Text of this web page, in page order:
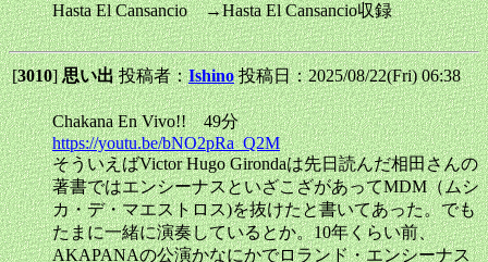
Hasta El Cansancio →Hasta El Cansancio収録
[3010]思い出投稿者：Ishino 投稿日：2025/08/22(Fri) 06:38
Chakana En Vivo!! 49分
https://youtu.be/bNO2pRa_Q2M
そういえばVictor Hugo Girondaは先日読んだ相田さんの
著書ではエンシーナスといざこざがあってMDM（ムシ
カ・デ・マエストロス)を抜けたと書いてあった。でも
たまに一緒に演奏しているとか。10年くらい前、
AKAPANAの公演かなにかでロランド・エンシーナス